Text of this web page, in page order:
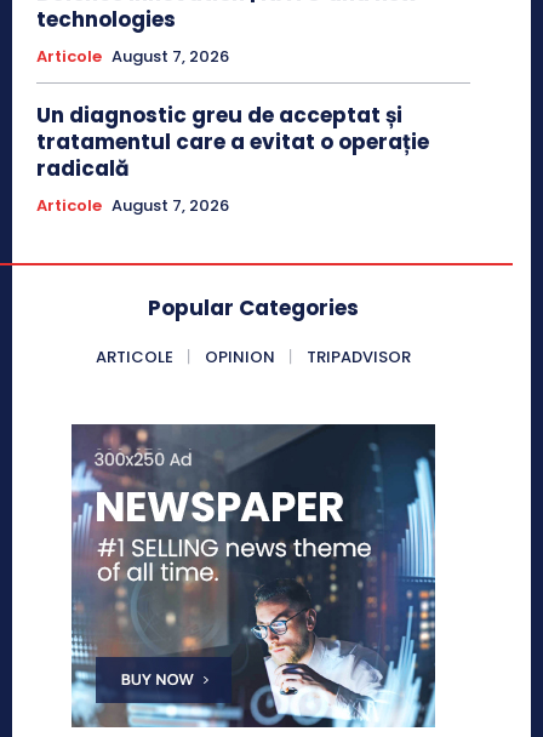
technologies
Articole August 7, 2026
Un diagnostic greu de acceptat și
tratamentul care a evitat o operație
radicală
Articole August 7, 2026
Popular Categories
ARTICOLE OPINION TRIPADVISOR